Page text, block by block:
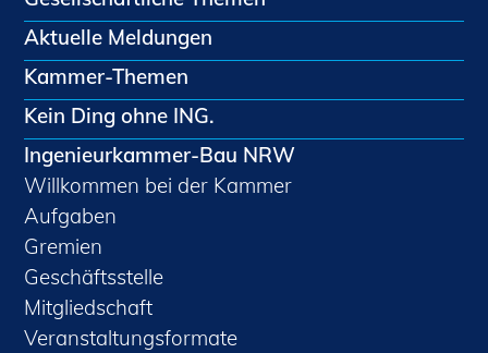
Aktuelle Meldungen
Kammer-Themen
Kein Ding ohne ING.
Ingenieurkammer-Bau NRW
Willkommen bei der Kammer
Aufgaben
Gremien
Geschäftsstelle
Mitgliedschaft
Veranstaltungsformate